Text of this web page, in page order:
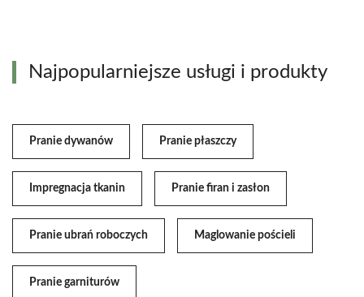
Najpopularniejsze usługi i produkty
Pranie dywanów Pranie płaszczy
Impregnacja tkanin Pranie firan i zasłon
Pranie ubrań roboczych Maglowanie pościeli
Pranie garniturów